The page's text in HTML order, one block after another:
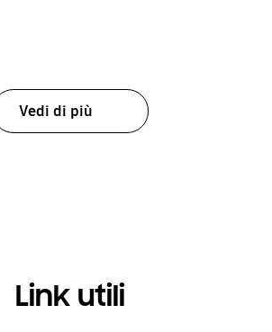
Vedi di più
Link utili